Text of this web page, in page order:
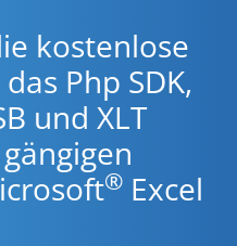
kostenlose
Php SDK,
und XLT
® Excel